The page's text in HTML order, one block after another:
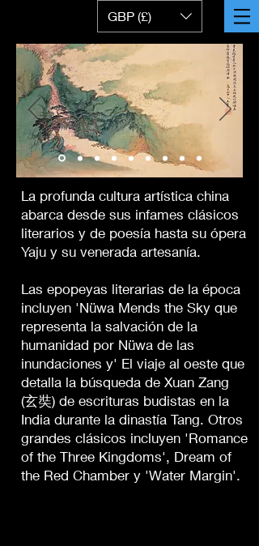
GBP (£)
La profunda cultura artística china
abarca desde sus infames clásicos
literarios y de poesía hasta su ópera
Yaju y su venerada artesanía.
Las epopeyas literarias de la época
incluyen 'Nüwa Mends the Sky que
representa la salvación de la
humanidad por Nüwa de las
inundaciones y' El viaje al oeste que
detalla la búsqueda de Xuan Zang
(玄奘) de escrituras budistas en la
India durante la dinastía Tang. Otros
grandes clásicos incluyen 'Romance
of the Three Kingdoms', Dream of
the Red Chamber y 'Water Margin'.